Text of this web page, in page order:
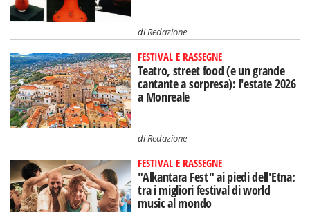
diRedazione
FESTIVAL E RASSEGNE
Teatro, street food (e un grande
cantante a sorpresa): l'estate 2026
a Monreale
diRedazione
FESTIVAL E RASSEGNE
"Alkantara Fest" ai piedi dell'Etna:
tra i migliori festival di world
music al mondo